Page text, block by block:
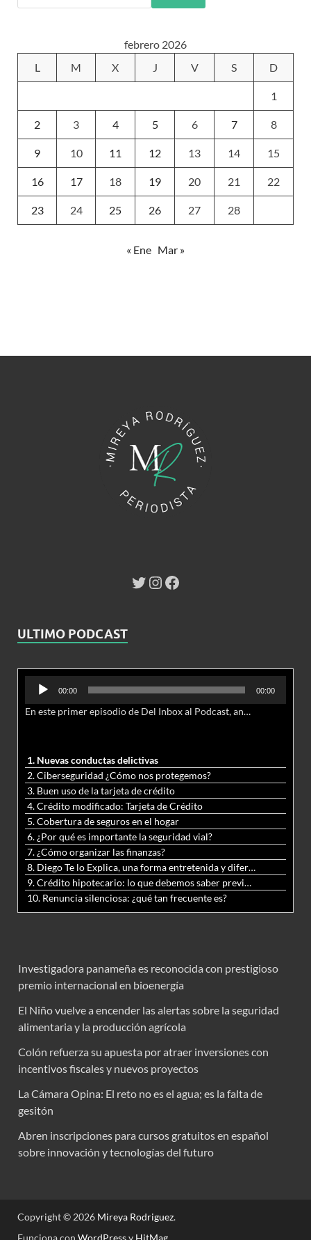
febrero 2026
L
M X J V S D
1
2 3 4 5 6 7 8
9 10 11 12 13 14 15
16 17 18 19 20 21 22
23 24 25 26 27 28
« Ene Mar »
ULTIMO PODCAST
Reproductor
audio
00:00 00:00
En este primer episodio de Del Inbox al Podcast, analizamos junto al abogado Jonathan Brown las nuevas conductas delictivas cibernéticas y la necesidad de hacer modificaciones al Código Penal.
1. Nuevas conductas delictivas
2. Ciberseguridad ¿Cómo nos protegemos?
3. Buen uso de la tarjeta de crédito
4. Crédito modificado: Tarjeta de Crédito
5. Cobertura de seguros en el hogar
6. ¿Por qué es importante la seguridad vial?
7. ¿Cómo organizar las finanzas?
8. Diego Te lo Explica, una forma entretenida y diferente de aprender matemáticas y ciencias
9. Crédito hipotecario: lo que debemos saber previo a adquirir nuestra vivienda
10. Renuncia silenciosa: ¿qué tan frecuente es?
Investigadora panameña es reconocida con prestigioso
premio internacional en bioenergía
El Niño vuelve a encender las alertas sobre la seguridad
alimentaria y la producción agrícola
Colón refuerza su apuesta por atraer inversiones con
incentivos fiscales y nuevos proyectos
La Cámara Opina: El reto no es el agua; es la falta de
gesitón
Abren inscripciones para cursos gratuitos en español
sobre innovación y tecnologías del futuro
Copyright © 2026 Mireya Rodriguez.
Funciona con WordPressy HitMag